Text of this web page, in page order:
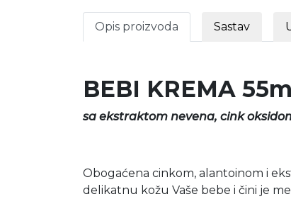
Opis proizvoda Sastav
BEBI KREMA
sa ekstraktom nevena, cink
Obogaćena cinkom, alantoinom i
delikatnu kožu Vaše bebe i čini je